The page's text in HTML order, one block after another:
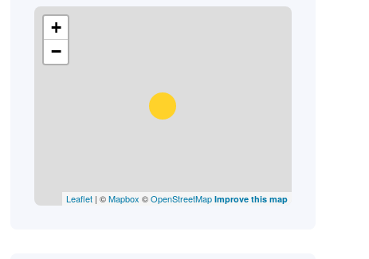
+
−
Leaflet| ©Mapbox ©OpenStreetMap Improve this map